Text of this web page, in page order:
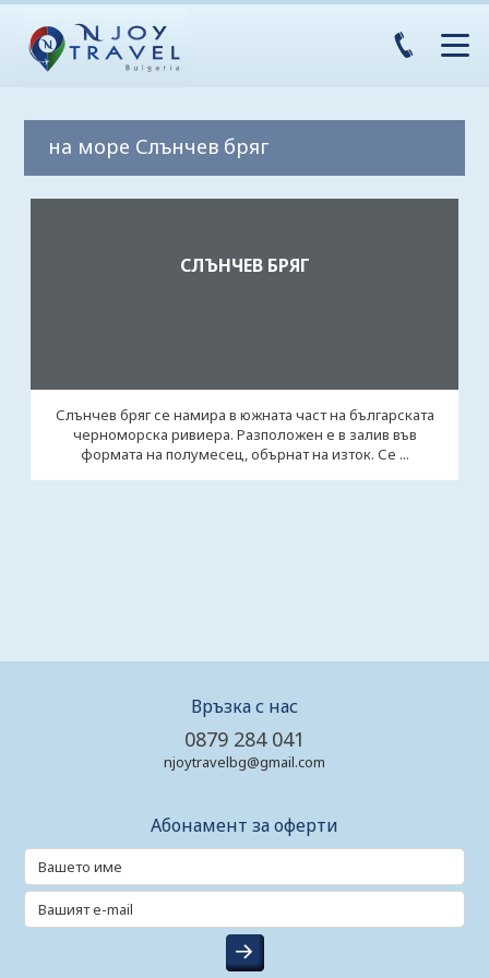
на море Слънчев бряг
СЛЪНЧЕВ БРЯГ
Слънчев бряг се намира в южната част на българската
черноморска ривиера. Разположен е в залив във
формата на полумесец, обърнат на изток. Се ...
Връзка с нас
0879 284 041
njoytravelbg@gmail.com
Абонамент за оферти